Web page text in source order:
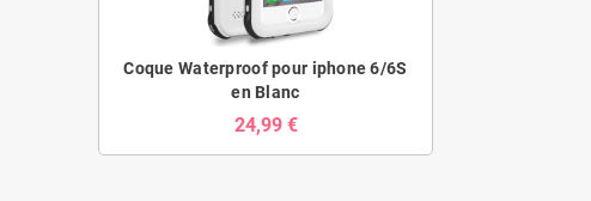
Coque Waterproof pour iphone 6/6S
en Blanc
24,99 €